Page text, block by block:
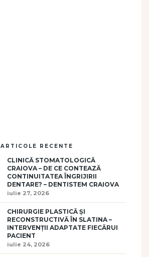
ARTICOLE RECENTE
CLINICĂ STOMATOLOGICĂ
CRAIOVA – DE CE CONTEAZĂ
CONTINUITATEA ÎNGRIJIRII
DENTARE? – DENTISTEM CRAIOVA
iulie 27, 2026
CHIRURGIE PLASTICĂ ȘI
RECONSTRUCTIVĂ ÎN SLATINA –
INTERVENȚII ADAPTATE FIECĂRUI
PACIENT
iulie 24, 2026